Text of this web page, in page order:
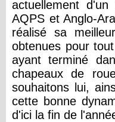
actuellement
AQPS et Anglo-
réalisé sa
obtenues pour
ayant terminé
chapeaux de
souhaitons lui,
cette bonne
d'ici la fin de